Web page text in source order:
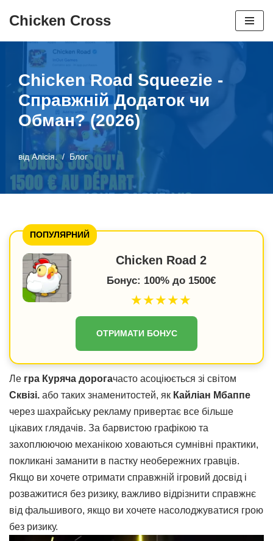
змісту
Chicken Cross
Chicken Road Squeezie -
Справжній Додаток чи
Обман? (2026)
відАлісія. Блог
ПОПУЛЯРНИЙ
Chicken Road 2
Бонус: 100% до 1500€
★★★★★
ОТРИМАТИ БОНУС
Ле гра Куряча дорогачасто асоціюється зі світом
Сквізі. або таких знаменитостей, як Кайліан Мбаппе
через шахрайську рекламу привертає все більше
цікавих глядачів. За барвистою графікою та
захоплюючою механікою ховаються сумнівні практики,
покликані заманити в пастку необережних гравців.
Якщо ви хочете отримати справжній ігровий досвід і
розважитися без ризику, важливо відрізнити справжнє
від фальшивого, якщо ви хочете насолоджуватися грою
без ризику.